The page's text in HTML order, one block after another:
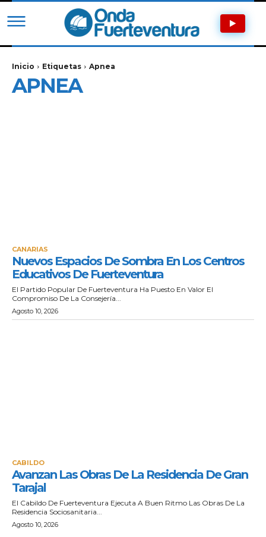
Inicio Etiquetas Apnea
APNEA
CANARIAS
Nuevos Espacios De Sombra En Los Centros
Educativos De Fuerteventura
El Partido Popular De Fuerteventura Ha Puesto En Valor El
Compromiso De La Consejería...
Agosto 10, 2026
CABILDO
Avanzan Las Obras De La Residencia De Gran
Tarajal
El Cabildo De Fuerteventura Ejecuta A Buen Ritmo Las Obras De La
Residencia Sociosanitaria...
Agosto 10, 2026